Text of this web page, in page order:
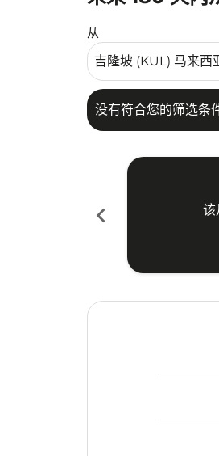
从
没有符合您的筛选条
chevron_left
该